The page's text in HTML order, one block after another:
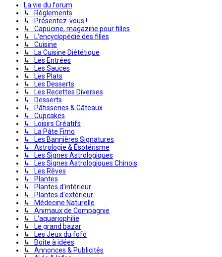
La vie du forum
↳ Règlements
↳ Présentez-vous !
↳ Capucine, magazine pour filles
↳ L'encyclopédie des filles
↳ Cuisine
↳ La Cuisine Diététique
↳ Les Entrées
↳ Les Sauces
↳ Les Plats
↳ Les Desserts
↳ Les Recettes Diverses
↳ Desserts
↳ Pâtisseries & Gâteaux
↳ Cupcakes
↳ Loisirs Créatifs
↳ La Pâte Fimo
↳ Les Bannières Signatures
↳ Astrologie & Ésotérisme
↳ Les Signes Astrologiques
↳ Les Signes Astrologiques Chinois
↳ Les Rêves
↳ Plantes
↳ Plantes d'intérieur
↳ Plantes d'extérieur
↳ Médecine Naturelle
↳ Animaux de Compagnie
↳ L'aquariophilie
↳ Le grand bazar
↳ Les Jeux du fofo
↳ Boite à idées
↳ Annonces & Publicités